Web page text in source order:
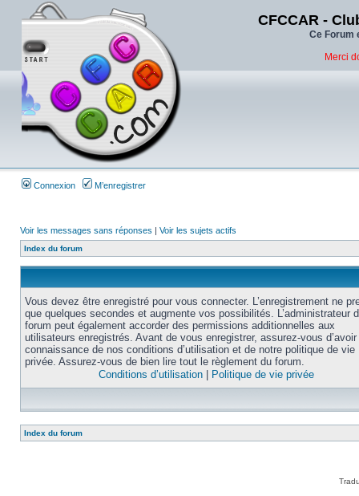
CFCCAR -
Ce Forum
Merci
Connexion M’enregistrer
Voir les messages sans réponses | Voir les sujets actifs
Index du forum
Vous devez être enregistré pour vous connecter. L’enregistrement ne
que quelques secondes et augmente vos possibilités. L’administrateur
forum peut également accorder des permissions additionnelles aux
utilisateurs enregistrés. Avant de vous enregistrer, assurez-vous
connaissance de nos conditions d’utilisation et de notre politique de vie
privée. Assurez-vous de bien lire tout le règlement du forum.
Conditions d’utilisation
Politique de vie privée
Index du forum